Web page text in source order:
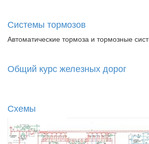
Системы тормозов
Автоматические тормоза и тормозные
Общий курс железных дорог
Схемы